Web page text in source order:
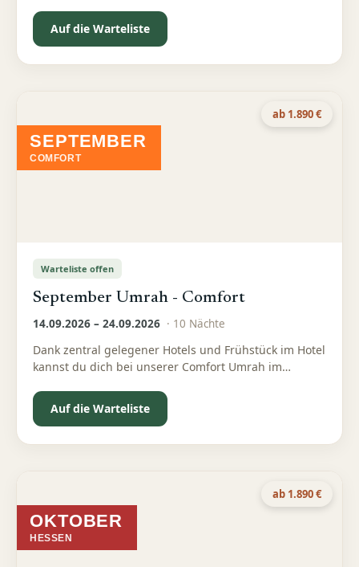
Auf die Warteliste
SEPTEMBER
COMFORT
ab 1.890 €
Warteliste offen
September Umrah - Comfort
14.09.2026 – 24.09.2026 · 10 Nächte
Dank zentral gelegener Hotels und Frühstück im Hotel
kannst du dich bei unserer Comfort Umrah im
Auf die Warteliste
OKTOBER
HESSEN
ab 1.890 €